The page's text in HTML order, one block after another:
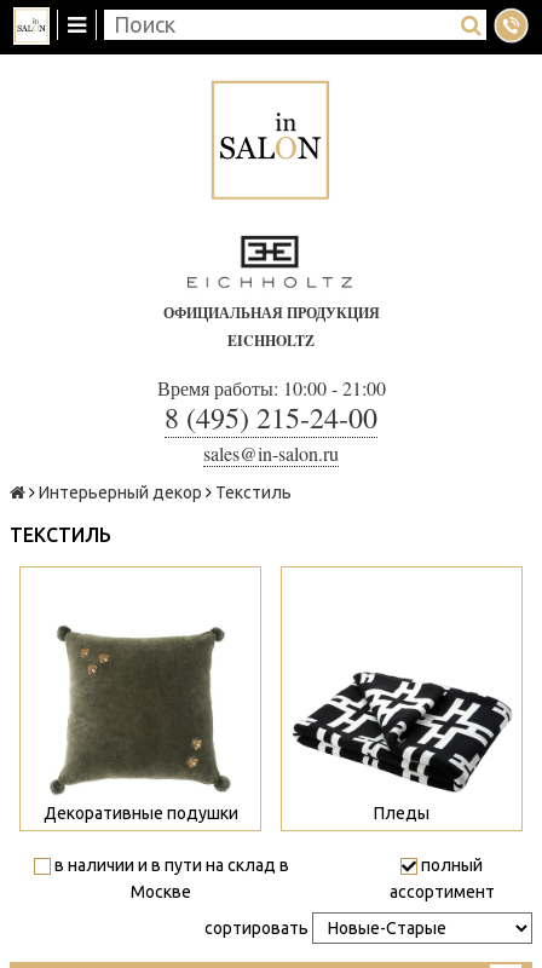
ОФИЦИАЛЬНАЯ ПРОДУКЦИЯ
EICHHOLTZ
Время работы: 10:00 - 21:00
8 (495) 215-24-00
sales@in-salon.ru
Интерьерный декор Текстиль
ТЕКСТИЛЬ
Декоративные подушки Пледы
в наличии и в пути на склад в
Москве
полный
ассортимент
сортировать